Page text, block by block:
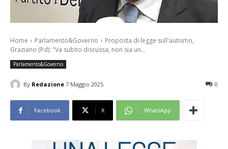
Home Parlamento&Governo
Proposta di legge sull'autismo,
Graziano (Pd): "Va subito discussa, non sia un...
Parlamento&Governo
By Redazione 7 Maggio 2025 0
Facebook X WhatsApp